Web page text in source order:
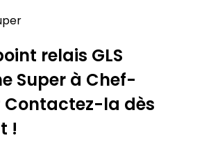
Intermarche Super
relais GLS
Super à Chef-
Contactez-la dès
!